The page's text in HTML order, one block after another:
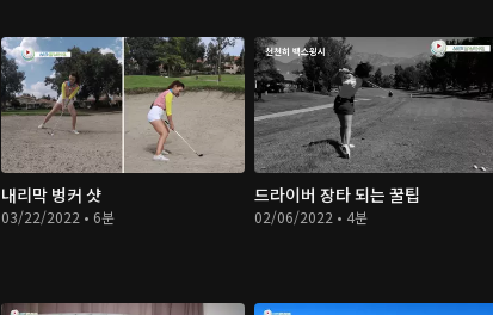
내리막 벙커 샷
03/22/2022 • 6분
드라이버 장타 되는 꿀팁
02/06/2022 • 4분